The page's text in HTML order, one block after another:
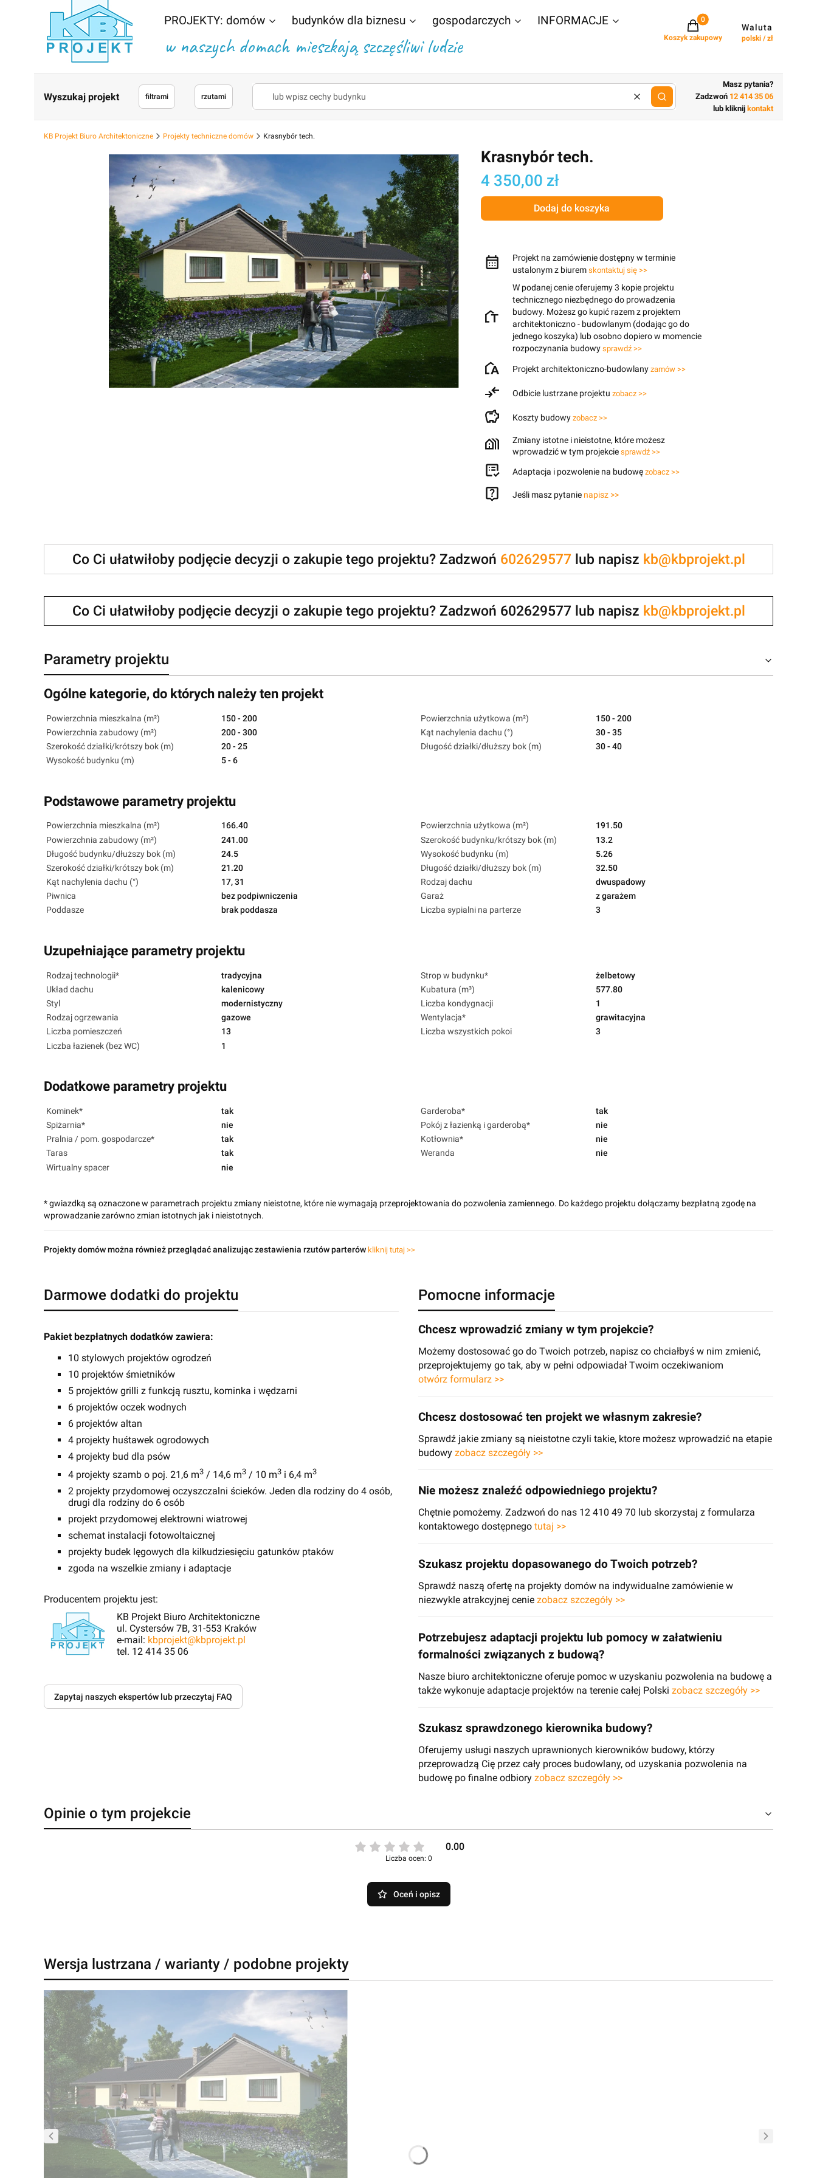
PROJEKTY: domów budynków dla biznesu gospodarczych INFORMACJE
w naszych domach mieszkają szczęśliwi ludzie
Projekty w koszyku: 0. Zobacz
Koszyk zakupowy
Waluta
polski / zł
Wyszukaj projekt filtrami rzutami
Wyczyśćlub wpisz cechy budynku
Masz pytania?
Zadzwoń 12 414 35 06
lub kliknij kontakt
KB Projekt Biuro Architektoniczne Projekty techniczne domów Krasnybór tech.
Krasnybór tech.
Cena
4 350,00 zł
Dodaj do koszyka
Projekt na zamówienie dostępny w terminie
ustalonym z biurem skontaktuj się >>
W podanej cenie oferujemy 3 kopie projektu
technicznego niezbędnego do prowadzenia
budowy. Możesz go kupić razem z projektem
architektoniczno - budowlanym (dodając go do
jednego koszyka) lub osobno dopiero w momencie
rozpoczynania budowy sprawdź >>
Projekt architektoniczno-budowlany zamów >>
Odbicie lustrzane projektu zobacz >>
Koszty budowy zobacz >>
Zmiany istotne i nieistotne, które możesz
wprowadzić w tym projekcie sprawdź >>
Adaptacja i pozwolenie na budowę zobacz >>
Jeśli masz pytanie napisz >>
Co Ci ułatwiłoby podjęcie decyzji o zakupie tego projektu? Zadzwoń 602629577lub napisz kb@kbprojekt.pl
Co Ci ułatwiłoby podjęcie decyzji o zakupie tego projektu? Zadzwoń 602629577 lub napisz kb@kbprojekt.pl
Parametry projektu
Ogólne kategorie, do których należy ten projekt
Powierzchnia mieszkalna (m²) 150 - 200 Powierzchnia użytkowa (m²)
150 - 200
Powierzchnia zabudowy (m²)
200 - 300 Kąt nachylenia dachu (°)
30 - 35
Szerokość działki/krótszy bok (m)
20 - 25 Długość działki/dłuższy bok (m)
30 - 40
Wysokość budynku (m)
5 - 6
Podstawowe parametry projektu
Powierzchnia mieszkalna (m²) 166.40 Powierzchnia użytkowa (m²)
191.50
Powierzchnia zabudowy (m²)
241.00 Szerokość budynku/krótszy bok (m)
13.2
Długość budynku/dłuższy bok (m)
24.5 Wysokość budynku (m)
5.26
Szerokość działki/krótszy bok (m)
21.20 Długość działki/dłuższy bok (m)
32.50
Kąt nachylenia dachu (°)
17, 31 Rodzaj dachu
dwuspadowy
Piwnica
bez podpiwniczenia Garaż
z garażem
Poddasze
brak poddasza Liczba sypialni na parterze 3
Uzupełniające parametry projektu
Rodzaj technologii* tradycyjna Strop w budynku*
żelbetowy
Układ dachu
kalenicowy Kubatura (m³)
577.80
Styl
modernistyczny Liczba kondygnacji
1
Rodzaj ogrzewania
gazowe Wentylacja*
grawitacyjna
Liczba pomieszczeń
13 Liczba wszystkich pokoi
3
Liczba łazienek (bez WC)
1
Dodatkowe parametry projektu
Kominek* tak Garderoba*
tak
Spiżarnia*
nie Pokój z łazienką i garderobą*
nie
Pralnia / pom. gospodarcze*
tak Kotłownia*
nie
Taras
tak Weranda
nie
Wirtualny spacer
nie
* gwiazdką są oznaczone w parametrach projektu zmiany nieistotne, które nie wymagają przeprojektowania do pozwolenia zamiennego. Do każdego projektu dołączamy bezpłatną zgodę na
wprowadzanie zarówno zmian istotnych jak i nieistotnych.
Projekty domów można również przeglądać analizując zestawienia rzutów parterów kliknij tutaj >>
Darmowe dodatki do projektu
Pakiet bezpłatnych dodatków zawiera:
10 stylowych projektów ogrodzeń
10 projektów śmietników
5 projektów grilli z funkcją rusztu, kominka i wędzarni
6 projektów oczek wodnych
6 projektów altan
4 projekty huśtawek ogrodowych
4 projekty bud dla psów
4 projekty szamb o poj. 21,6 m3 / 14,6 m3 / 10 m3 i 6,4 m3
2 projekty przydomowej oczyszczalni ścieków. Jeden dla rodziny do 4 osób,
drugi dla rodziny do 6 osób
projekt przydomowej elektrowni wiatrowej
schemat instalacji fotowoltaicznej
projekty budek lęgowych dla kilkudziesięciu gatunków ptaków
zgoda na wszelkie zmiany i adaptacje
Producentem projektu jest:
KB Projekt Biuro Architektoniczne
ul. Cystersów 7B, 31-553 Kraków
e-mail: kbprojekt@kbprojekt.pl
tel. 12 414 35 06
Zapytaj naszych ekspertów lub przeczytaj FAQ
Pomocne informacje
Chcesz wprowadzić zmiany w tym projekcie?
Możemy dostosować go do Twoich potrzeb, napisz co chciałbyś w nim zmienić,
przeprojektujemy go tak, aby w pełni odpowiadał Twoim oczekiwaniom
otwórz formularz >>
Chcesz dostosować ten projekt we własnym zakresie?
Sprawdź jakie zmiany są nieistotne czyli takie, ktore możesz wprowadzić na etapie
budowy zobacz szczegóły >>
Nie możesz znaleźć odpowiedniego projektu?
Chętnie pomożemy. Zadzwoń do nas 12 410 49 70 lub skorzystaj z formularza
kontaktowego dostępnego tutaj >>
Szukasz projektu dopasowanego do Twoich potrzeb?
Sprawdź naszą ofertę na projekty domów na indywidualne zamówienie w
niezwykle atrakcyjnej cenie zobacz szczegóły >>
Potrzebujesz adaptacji projektu lub pomocy w załatwieniu
formalności związanych z budową?
Nasze biuro architektoniczne oferuje pomoc w uzyskaniu pozwolenia na budowę a
także wykonuje adaptacje projektów na terenie całej Polski zobacz szczegóły >>
Szukasz sprawdzonego kierownika budowy?
Oferujemy usługi naszych uprawnionych kierowników budowy, którzy
przeprowadzą Cię przez cały proces budowlany, od uzyskania pozwolenia na
budowę po finalne odbiory zobacz szczegóły >>
Opinie o tym projekcie
0.00
Liczba ocen: 0
Oceń i opisz
Wersja lustrzana / warianty / podobne projekty